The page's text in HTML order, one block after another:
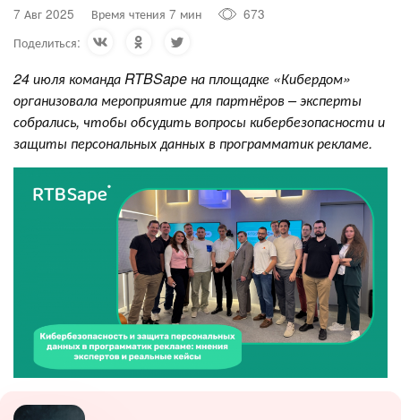
7 Авг 2025 Время чтения 7 мин
673
Поделиться:
24 июля команда RTBSape на площадке «Кибердом»
организовала мероприятие для партнёров – эксперты
собрались, чтобы обсудить вопросы кибербезопасности и
защиты персональных данных в программатик рекламе.